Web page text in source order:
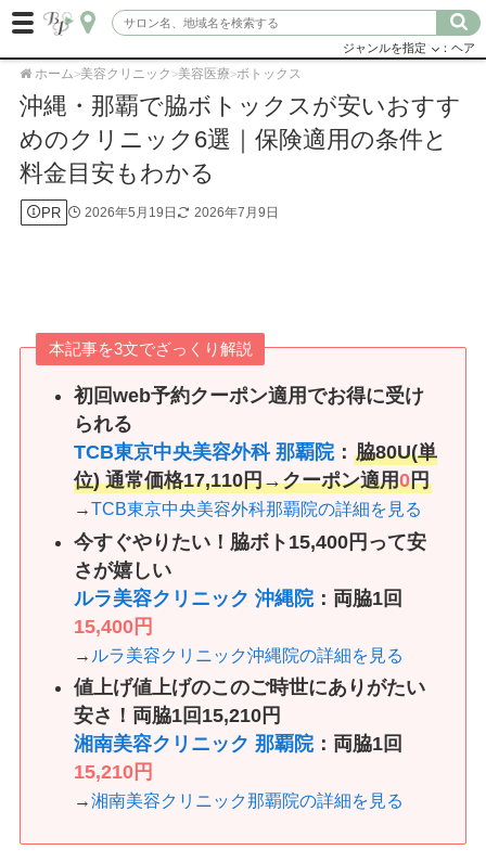
ジャンルを指定 ：ヘア
ホーム>美容クリニック >美容医療>ボトックス
沖縄・那覇で脇ボトックスが安いおすす
めのクリニック6選｜保険適用の条件と
料金目安もわかる
PR 2026年5月19日 2026年7月9日
本記事を3文でざっくり解説
初回web予約クーポン適用でお得に受け
られる
TCB東京中央美容外科 那覇院：脇80U(単
位) 通常価格17,110円→クーポン適用0円
→TCB東京中央美容外科那覇院の詳細を見る
今すぐやりたい！脇ボト15,400円って安
さが嬉しい
ルラ美容クリニック 沖縄院：両脇1回
15,400円
→ ルラ美容クリニック沖縄院の詳細を見る
値上げ値上げのこのご時世にありがたい
安さ！両脇1回15,210円
湘南美容クリニック 那覇院：両脇1回
15,210円
→湘南美容クリニック那覇院の詳細を見る